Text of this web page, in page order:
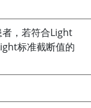
者，若符合Light
标准截断值的